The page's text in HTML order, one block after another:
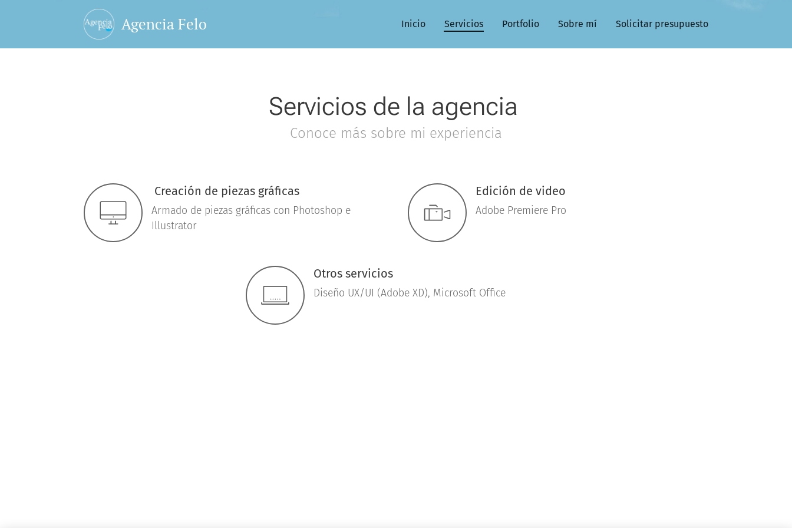
Agencia Felo Inicio Servicios Portfolio Sobre mí Solicitar presupuesto
Servicios de la agencia
Conoce más sobre mi experiencia
Creación de piezas gráficas
Armado de piezas gráficas con Photoshop e
Illustrator
Edición de video
Adobe Premiere Pro
Otros servicios
Diseño UX/UI (Adobe XD), Microsoft Office